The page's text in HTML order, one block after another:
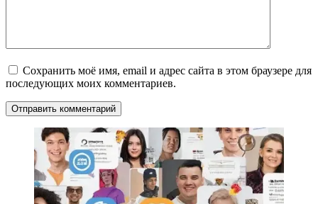
Сохранить моё имя, email и адрес сайта в этом браузере для
последующих моих комментариев.